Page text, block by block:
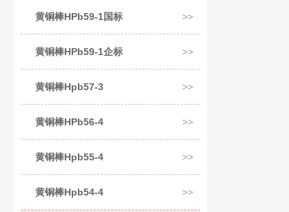
黄铜棒HPb59-1国标
黄铜棒HPb59-1企标
黄铜棒Hpb57-3
黄铜棒HPb56-4
黄铜棒Hpb55-4
黄铜棒Hpb54-4